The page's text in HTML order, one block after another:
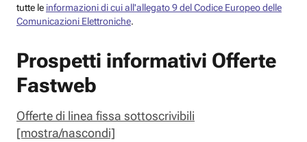
tutte le informazioni di cui all'allegato 9 del Codice Europeo delle
Comunicazioni Elettroniche.
Prospetti informativi Offerte
Fastweb
Offerte di linea fissa sottoscrivibili
[mostra/nascondi]